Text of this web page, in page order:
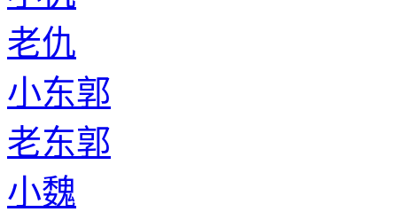
老仇
小东郭
老东郭
小魏